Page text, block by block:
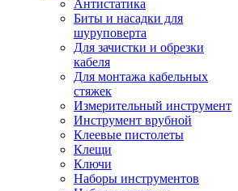
Антистатика
Биты и насадки для
шуруповерта
Для зачистки и обрезки
кабеля
Для монтажа кабельных
стяжек
Измерительный инструмент
Инструмент врубной
Клеевые пистолеты
Клещи
Ключи
Наборы инструментов